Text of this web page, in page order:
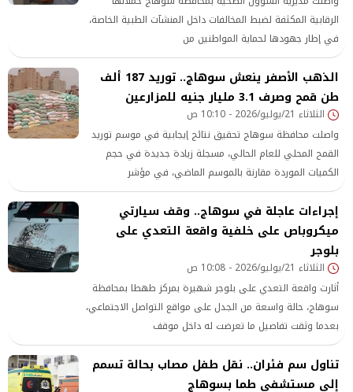
الرقابية المكثفة لضبط المخالفات داخل المنشآت الطبية الخاصة،
في إطار جهودها لحماية المواطنين من
الذهب الأصفر ينعش سوهاج.. توريد 187 ألف
طن قمح وصرف 3.1 مليار جنيه للمزارعين
الثلاثاء 21/يوليو/2026 - 10:10 ص
واصلت محافظة سوهاج تحقيق نتائج إيجابية في موسم توريد
القمح المحلي للعام الحالي، مسجلة زيادة جديدة في حجم
الكميات الموردة مقارنة بالموسم الماضي، في مؤشر
إجراءات عاجلة في سوهاج.. وقف سيارتي
ميكروباص على خلفية واقعة التعدي على
بلوجر
الثلاثاء 21/يوليو/2026 - 10:08 ص
أثارت واقعة التعدي على بلوجر شهيرة بمركز طهطا بمحافظة
سوهاج، حالة واسعة من الجدل على مواقع التواصل الاجتماعي،
بعدما وثقت تفاصيل ما تعرضت له داخل موقف
تناول سم فئران.. نقل طفل مصاب بحالة تسمم
إلى مستشفى طما بسوهاج